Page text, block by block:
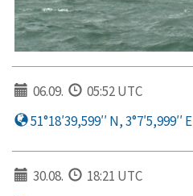
06.09.
05:52 UTC
51°18′39,599′′ N, 3°7′5,999′′ E
30.08.
18:21 UTC